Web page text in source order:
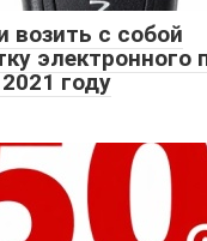
возить с собой
электронного
году